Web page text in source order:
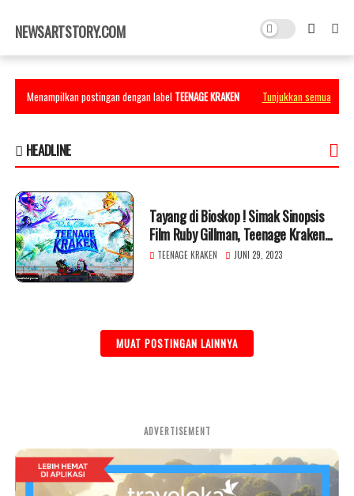
×
NEWSARTSTORY.COM
Menampilkan postingan dengan label TEENAGE KRAKEN Tunjukkan semua
HEADLINE
Tayang di Bioskop ! Simak Sinopsis
Film Ruby Gillman, Teenage Kraken
2023
TEENAGE KRAKEN JUNI 29, 2023
MUAT POSTINGAN LAINNYA
ADVERTISEMENT